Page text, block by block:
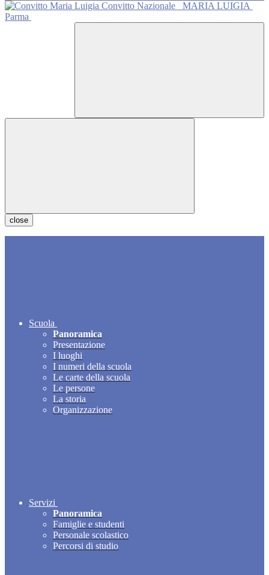
Convitto Nazionale
MARIA LUIGIA
Parma
close
Scuola
Panoramica
Presentazione
I luoghi
I numeri della scuola
Le carte della scuola
Le persone
La storia
Organizzazione
Servizi
Panoramica
Famiglie e studenti
Personale scolastico
Percorsi di studio